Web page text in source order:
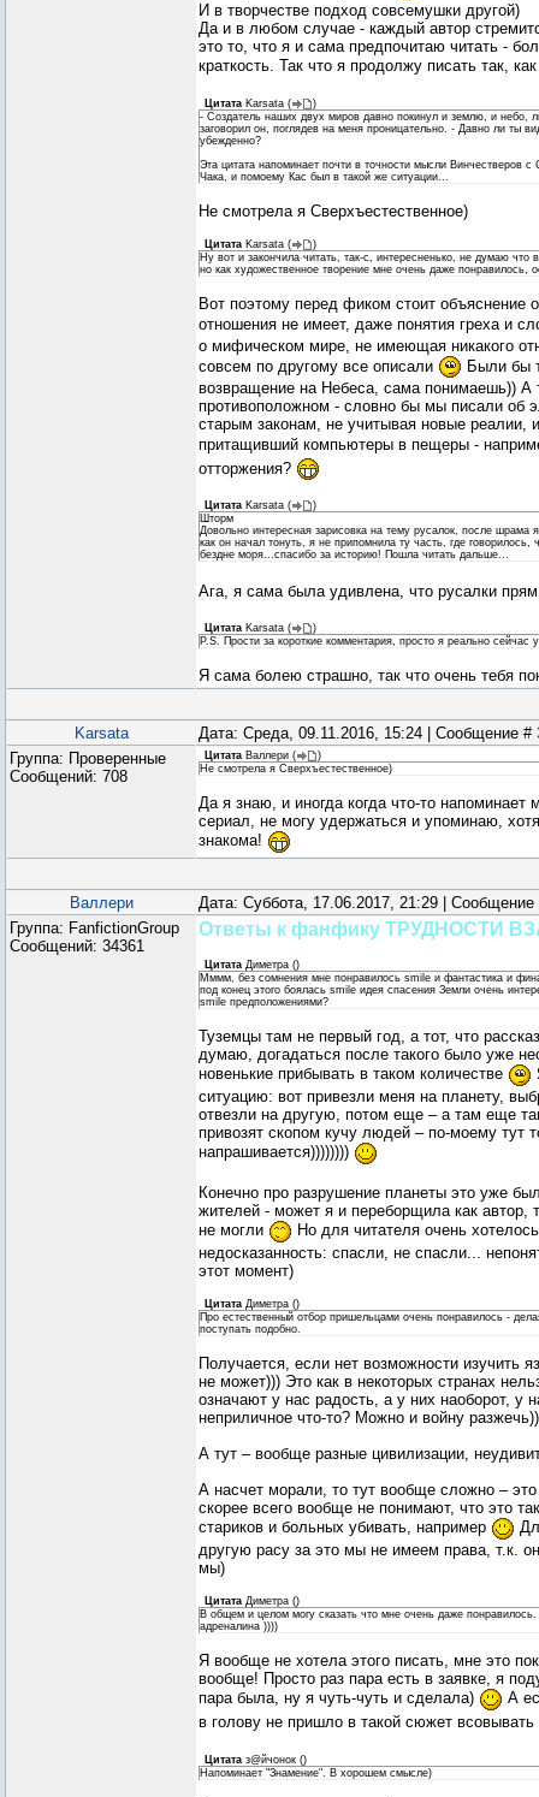
И в творчестве подход совсемушки другой)
Да и в любом случае - каждый автор
это то, что я и сама предпочитаю читать -
краткость. Так что я продолжу писать так,
Цитата Karsata (
)
- Создатель наших двух миров давно покинул и землю, и небо,
заговорил он, поглядев на меня проницательно. - Давно ли ты
убежденно?
Эта цитата напоминает почти в точности мысли Винчестверов
Чака, и помоему Кас был в такой же ситуации...
Не смотрела я Сверхъестественное)
Цитата Karsata (
)
Ну вот и закончила читать, так-с, интересненько, не думаю
но как художественное творение мне очень даже понравилось,
Вот поэтому перед фиком стоит объяснение
отношения не имеет, даже понятия греха и
о мифическом мире, не имеющая никакого
совсем по другому все описали
Были бы
возвращение на Небеса, сама понимаешь)) А
противоположном - словно бы мы писали об
старым законам, не учитывая новые реалии,
притащивший компьютеры в пещеры -
отторжения?
Цитата Karsata (
)
Шторм
Довольно интересная зарисовка на тему русалок, после шрама
как он начал тонуть, я не припомнила ту часть, где говорилось,
бездне моря...спасибо за историю! Пошла читать дальше...
Ага, я сама была удивлена, что русалки
Цитата Karsata (
)
P.S. Прости за короткие комментария, просто я реально сейчас
Я сама болею страшно, так что очень тебя
Karsata Дата: Среда, 09.11.2016, 15:24 | Сообщение #
Группа: Проверенные
Сообщений: 708
Цитата Валлери (
)
Не смотрела я Сверхъестественное)
Да я знаю, и иногда когда что-то
сериал, не могу удержаться и упоминаю,
знакома!
Валлери
Дата: Суббота, 17.06.2017, 21:29 |
Группа: FanfictionGroup
Сообщений: 34361
Ответы к фанфику ТРУДНОСТИ
Цитата Диметра ()
Мммм, без сомнения мне понравилось smile и фантастика и
под конец этого боялась smile идея спасения Земли очень
smile предположениями?
Туземцы там не первый год, а тот, что
думаю, догадаться после такого было уже
новенькие прибывать в таком количестве
ситуацию: вот привезли меня на планету,
отвезли на другую, потом еще – а там еще
привозят скопом кучу людей – по-моему тут
напрашивается))))))))
Конечно про разрушение планеты это уже
жителей - может я и переборщила как автор,
не могли
Но для читателя очень
недосказанность: спасли, не спасли...
этот момент)
Цитата Диметра ()
Про естественный отбор пришельцами очень понравилось -
поступать подобно.
Получается, если нет возможности изучить
не может))) Это как в некоторых странах
означают у нас радость, а у них наоборот, у
неприличное что-то? Можно и войну
А тут – вообще разные цивилизации,
А насчет морали, то тут вообще сложно –
скорее всего вообще не понимают, что это
стариков и больных убивать, например
другую расу за это мы не имеем права, т.к.
мы)
Цитата Диметра ()
В общем и целом могу сказать что мне очень даже
адреналина ))))
Я вообще не хотела этого писать, мне это
вообще! Просто раз пара есть в заявке, я
пара была, ну я чуть-чуть и сделала)
А
в голову не пришло в такой сюжет
Цитата з@йчонок ()
Напоминает "Знамение". В хорошем смысле)